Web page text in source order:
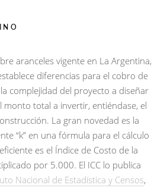
aranceles vigente en La Argentina,
diferencias para el cobro de
complejidad del proyecto a diseñar
monto total a invertir, entiéndase, el
La gran novedad es la
“k” en una fórmula para el cálculo
es el Índice de Costo de la
por 5.000. El ICC lo publica
Nacional de Estadística y Censos,